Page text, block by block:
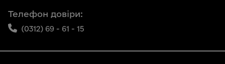
Телефон довіри:
(0312) 69 - 61 - 15